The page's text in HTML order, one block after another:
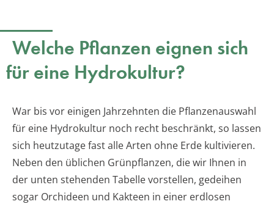
Welche Pflanzen eignen sich
für eine Hydrokultur?
War bis vor einigen Jahrzehnten die Pflanzenauswahl
für eine Hydrokultur noch recht beschränkt, so lassen
sich heutzutage fast alle Arten ohne Erde kultivieren.
Neben den üblichen Grünpflanzen, die wir Ihnen in
der unten stehenden Tabelle vorstellen, gedeihen
sogar Orchideen und Kakteen in einer erdlosen